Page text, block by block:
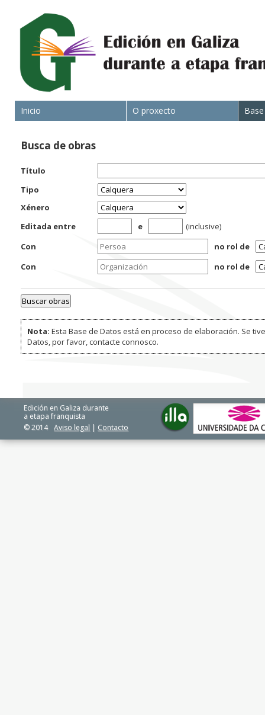
Inicio O proxecto
Busca de obras
Título
Tipo
Xénero
Editada entre
e
(inclusive)
Con
no rol de
Con
no rol de
Nota: Esta Base de Datos está en proceso de elaboración. Se
Datos, por favor, contacte connosco.
Edición en Galiza durante
a etapa franquista
© 2014 Aviso legal | Contacto